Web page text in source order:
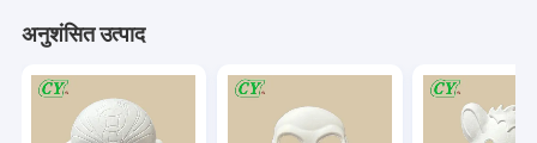
अनुशंसित उत्पाद